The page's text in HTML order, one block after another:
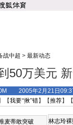
战中超 > 最新动态
50万美元
2005年2月21日
【我要“揪”错】【推荐】
麦蒂敢突破
林志玲